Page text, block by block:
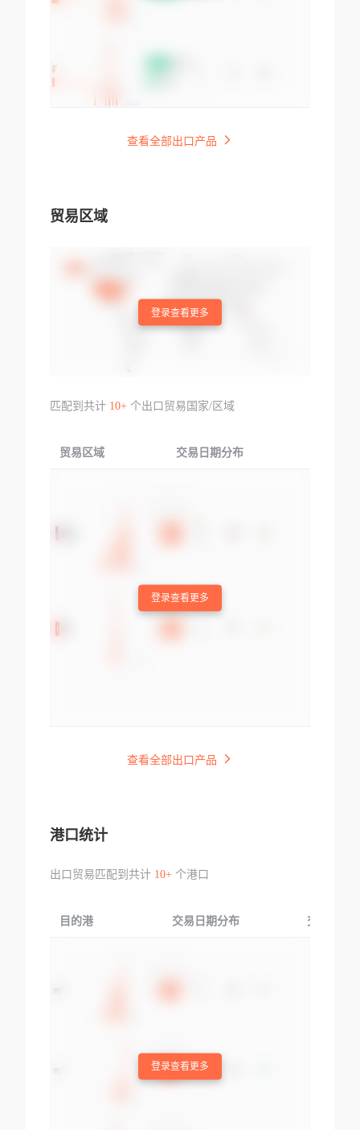
查看全部出口产品
贸易区域
登录查看更多
匹配到共计 10+个出口贸易国家/区域
贸易区域 交易日期分布
登录查看更多
查看全部出口产品
港口统计
出口贸易匹配到共计 10+个港口
目的港 交易日期分布 交易产品
登录查看更多